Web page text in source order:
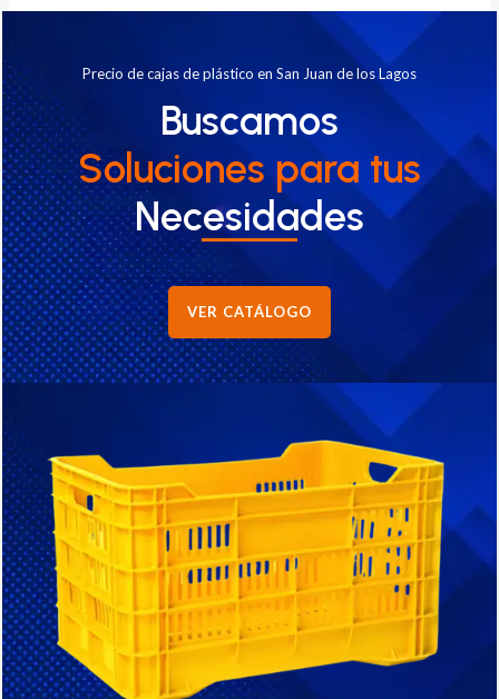
Precio de cajas de plástico en San Juan de los Lagos
Buscamos
Soluciones para tus
Necesidades
VER CATÁLOGO